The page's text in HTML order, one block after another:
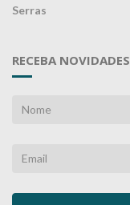
Serras
RECEBA NOVIDADES